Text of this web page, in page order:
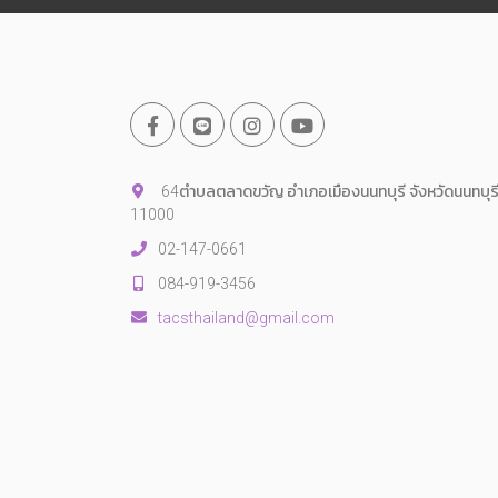
64ตำบลตลาดขวัญ อำเภอเมืองนนทบุรี จังหวัดนนทบุรี
11000
02-147-0661
084-919-3456
tacsthailand@gmail.com